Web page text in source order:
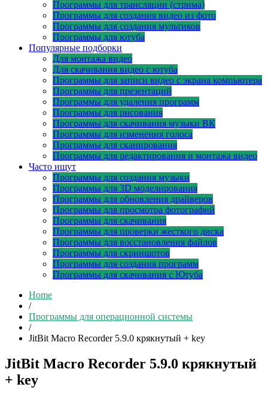
Программы для трансляции (стрима)
Программы для создания видео из фото
Программы для создания мультиков
Программы для ютуба
Популярные подборки
Для монтажа видео
Для скачивания видео с ютуба
Программы для записи видео с экрана компьютера
Программы для презентаций
Программы для удаления программ
Программы для рисования
Программы для скачивания музыки ВК
Программы для изменения голоса
Программы для сканирования
Программы для редактирования и монтажа видео
Часто ищут
Программы для создания музыки
Программы для 3D моделирования
Программы для обновления драйверов
Программы для просмотра фотографий
Программы для скачивания
Программы для проверки жесткого диска
Программы для восстановления файлов
Программы для скриншотов
Программы для создания программ
Программы для скачивания с Ютуба
Home
/
Программы для операционной системы
/
JitBit Macro Recorder 5.9.0 крякнутый + key
JitBit Macro Recorder 5.9.0 крякнутый
+ key